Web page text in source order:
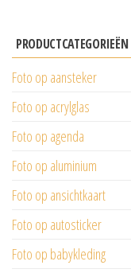
PRODUCTCATEGORIEËN
Foto op aansteker
Foto op acrylglas
Foto op agenda
Foto op aluminium
Foto op ansichtkaart
Foto op autosticker
Foto op babykleding